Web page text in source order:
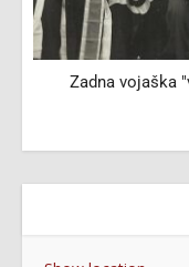
Zadna vojaška